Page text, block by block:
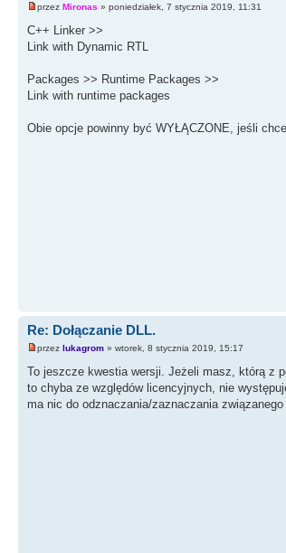
przez Mironas » poniedziałek, 7 stycznia 2019, 11:31
C++ Linker >>
Link with Dynamic RTL
Packages >> Runtime Packages >>
Link with runtime packages
Obie opcje powinny być WYŁĄCZONE, jeśli
Re: Dołączanie DLL.
przez lukagrom » wtorek, 8 stycznia 2019, 15:17
To jeszcze kwestia wersji. Jeżeli masz, którą z
to chyba ze względów licencyjnych, nie
ma nic do odznaczania/zaznaczania związanego